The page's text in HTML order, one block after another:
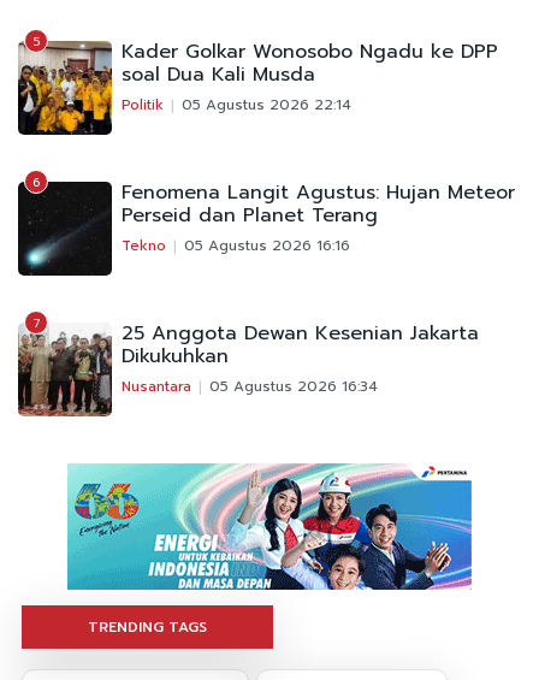
5 Kader Golkar Wonosobo Ngadu ke DPP
soal Dua Kali Musda
Politik 05 Agustus 2026 22:14
6 Fenomena Langit Agustus: Hujan Meteor
Perseid dan Planet Terang
Tekno 05 Agustus 2026 16:16
7 25 Anggota Dewan Kesenian Jakarta
Dikukuhkan
Nusantara 05 Agustus 2026 16:34
TRENDING TAGS